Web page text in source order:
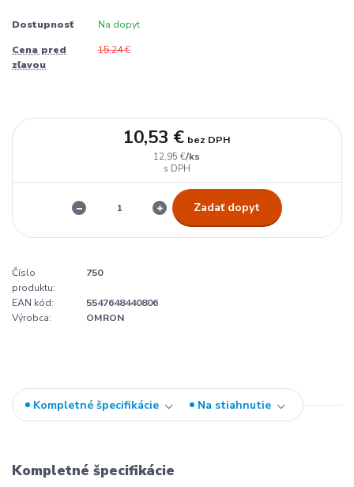
Dostupnosť Na dopyt
Cena pred
zľavou
15,24 €
12,95 €/ks
10,53 € bez DPH
Zadať dopyt
Číslo
produktu:
750
EAN kód:
5547648440806
Výrobca:
OMRON
Kompletné špecifikácie Na stiahnutie
Kompletné špecifikácie